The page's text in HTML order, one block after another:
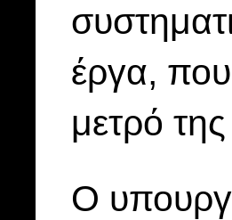
έργα,
μετρό
Ο